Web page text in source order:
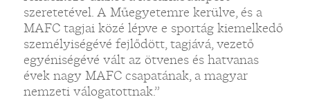
szeretetével. A Műegyetemre kerülve, és a
MAFC tagjai közé lépve e sportág kiemelkedő
személyiségévé fejlődött, tagjává, vezető
egyéniségévé vált az ötvenes és hatvanas
évek nagy MAFC csapatának, a magyar
nemzeti válogatottnak.”